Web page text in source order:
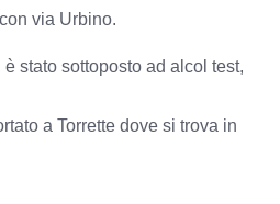
via Urbino.
è stato sottoposto ad alcol test,
a Torrette dove si trova in